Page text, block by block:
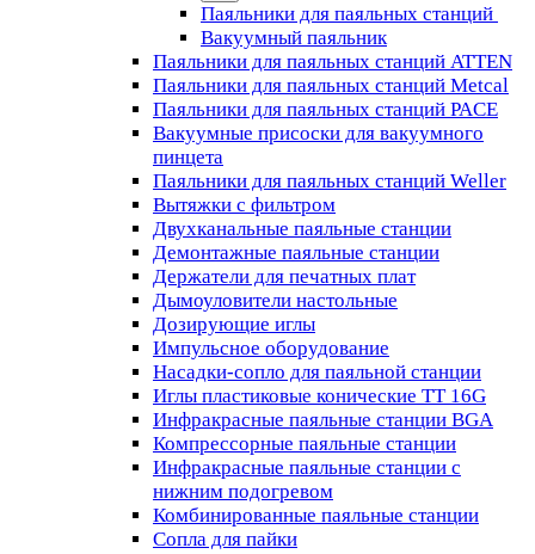
Паяльники для паяльных станций
Вакуумный паяльник
Паяльники для паяльных станций ATTEN
Паяльники для паяльных станций Metcal
Паяльники для паяльных станций PACE
Вакуумные присоски для вакуумного
пинцета
Паяльники для паяльных станций Weller
Вытяжки с фильтром
Двухканальные паяльные станции
Демонтажные паяльные станции
Держатели для печатных плат
Дымоуловители настольные
Дозирующие иглы
Импульсное оборудование
Насадки-сопло для паяльной станции
Иглы пластиковые конические TT 16G
Инфракрасные паяльные станции BGA
Компрессорные паяльные станции
Инфракрасные паяльные станции с
нижним подогревом
Комбинированные паяльные станции
Сопла для пайки